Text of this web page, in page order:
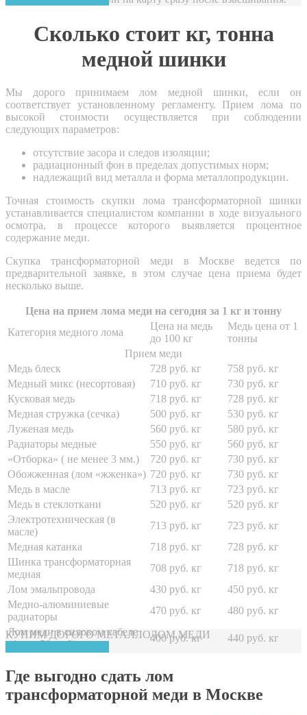
Сколько стоит кг, тонна
медной шинки
Мы дорого принимаем лом медной шинки, если он
соответствует установленному регламенту. Прием лома по
высокой стоимости осуществляется при соблюдении
следующих параметров:
отсутствие засора и следов изоляции;
радиационный фон в пределах допустимых норм;
надлежащий вид металла и форма металлопродукции.
Точная стоимость скупки лома трансформаторной шинки
устанавливается специалистом компании в ходе визуального
осмотра, в процессе которого выявляется процентное
содержание меди.
Скупка трансформаторной меди в Москве ведется по
предварительной заявке, в этом случае цена приема будет
несколько выше.
Цена на прием лома меди на сегодня за 1 кг и тонну
Категория медного лома
Цена на медь
до 100 кг
Медь цена от 1
тонны
Прием меди
Медь блеск
728 руб. кг
758 руб. кг
Медный микс (несортовая)
710 руб. кг
730 руб. кг
Кусковая медь
718 руб. кг
728 руб. кг
Медная стружка (сечка)
500 руб. кг
530 руб. кг
Луженая медь
560 руб. кг
580 руб. кг
Радиаторы медные
550 руб. кг
560 руб. кг
«Отборка» ( не менее 3 мм.)
720 руб. кг
730 руб. кг
Обожженная (лом «жженка») 720 руб. кг
730 руб. кг
Медь в масле
713 руб. кг
723 руб. кг
Медь в стеклоткани
520 руб. кг
520 руб. кг
Электротехническая (в
масле)
713 руб. кг
723 руб. кг
Медная катанка
718 руб. кг
728 руб. кг
Шинка трансформаторная
медная
708 руб. кг
718 руб. кг
Лом эмальпровода
430 руб. кг
450 руб. кг
Медно-алюминиевые
радиаторы
470 руб. кг
480 руб. кг
Лом меди в силовом кабеле
(более 50 мм2)
400 руб. кг 440 руб. кг
КУПИМ ДОРОГО МЕТАЛЛОЛОМ МЕДИ
Где выгодно сдать лом
трансформаторной меди в Москве